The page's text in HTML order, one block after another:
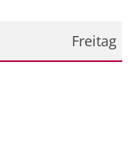
Freitag